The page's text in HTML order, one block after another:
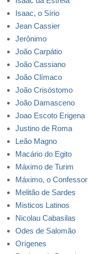
Isaac, o Sírio
Jean Cassier
Jerônimo
João Carpátio
João Cassiano
João Clímaco
João Crisóstomo
João Damasceno
Joao Escoto Erigena
Justino de Roma
Leão Magno
Macário do Egito
Máximo de Turim
Máximo, o Confessor
Melitão de Sardes
Misticos Latinos
Nicolau Cabasilas
Odes de Salomão
Orígenes